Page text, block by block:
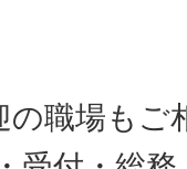
の職場もご